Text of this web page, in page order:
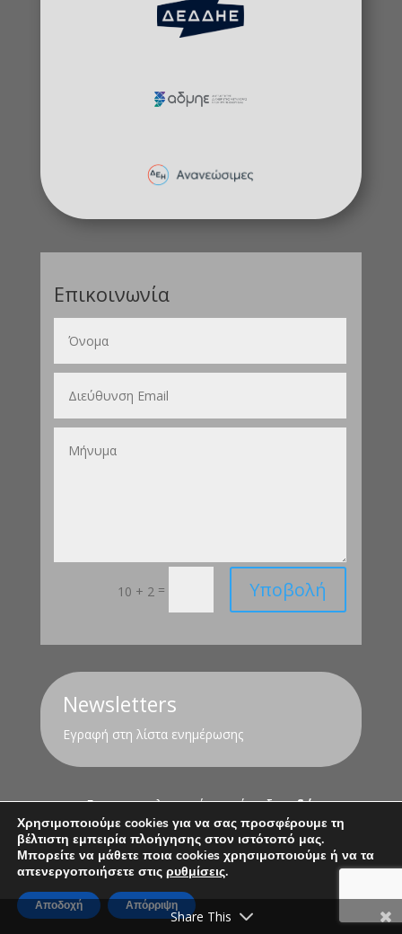
Επικοινωνία
10 + 2 = Υποβολή
Newsletters
Εγραφή στη λίστα ενημέρωσης
Για τον υπολογισμό της σύνταξηςεδώ
Όροι Χρήσης Πολιτική Απορρήτου
Χρησιμοποιούμε cookies για να σας προσφέρουμε τη
βέλτιστη εμπειρία πλοήγησης στον ιστότοπό μας.
Μπορείτε να μάθετε ποια cookies χρησιμοποιούμε ή να τα
απενεργοποιήσετε στις ρυθμίσεις.
Αποδοχή Απόρριψη
Share This